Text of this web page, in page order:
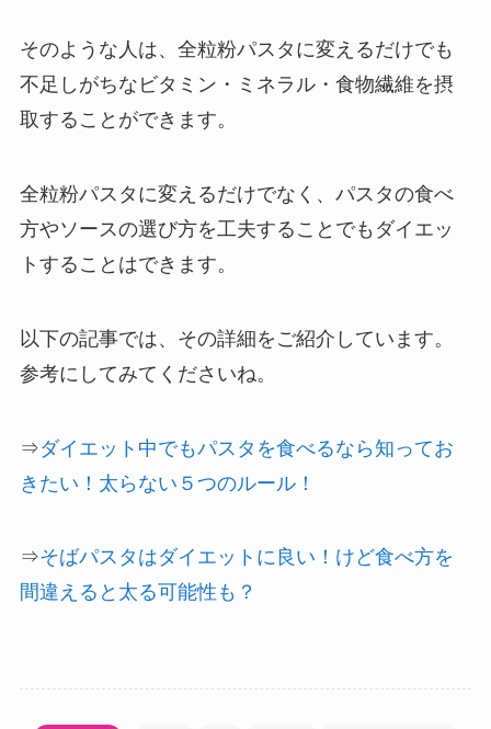
そのような人は、全粒粉パスタに変えるだけでも
不足しがちなビタミン・ミネラル・食物繊維を摂
取することができます。
全粒粉パスタに変えるだけでなく、パスタの食べ
方やソースの選び方を工夫することでもダイエッ
トすることはできます。
以下の記事では、その詳細をご紹介しています。
参考にしてみてくださいね。
⇒ダイエット中でもパスタを食べるなら知ってお
きたい！太らない５つのルール！
⇒そばパスタはダイエットに良い！けど食べ方を
間違えると太る可能性も？